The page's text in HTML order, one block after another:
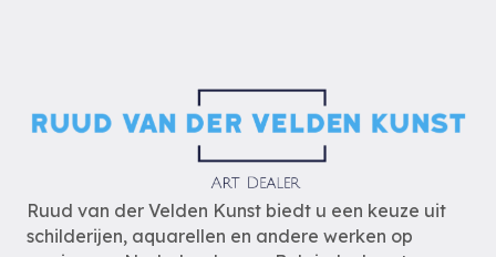
Ruud van der Velden Kunst biedt u een keuze uit
schilderijen, aquarellen en andere werken op